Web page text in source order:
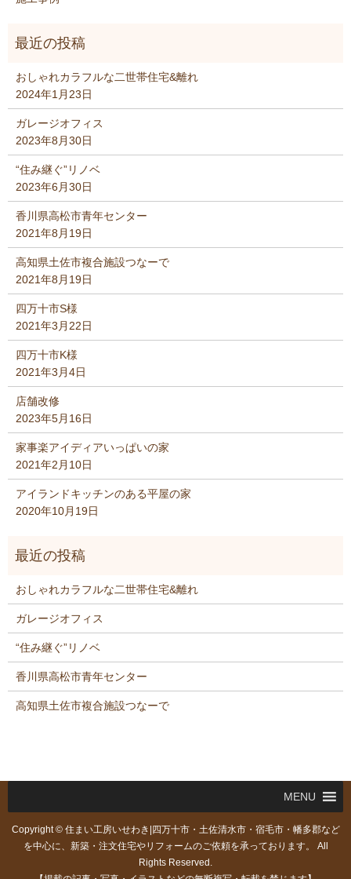
おしゃれカラフルな二世帯住宅&離れ
2024年1月23日
ガレージオフィス
2023年8月30日
“住み継ぐ”リノベ
2023年6月30日
香川県高松市青年センター
2021年8月19日
高知県土佐市複合施設つなーで
2021年8月19日
四万十市S様
2021年3月22日
四万十市K様
2021年3月4日
店舗改修
2023年5月16日
家事楽アイディアいっぱいの家
2021年2月10日
アイランドキッチンのある平屋の家
2020年10月19日
おしゃれカラフルな二世帯住宅&離れ
ガレージオフィス
“住み継ぐ”リノベ
香川県高松市青年センター
高知県土佐市複合施設つなーで
MENU
Copyright © 住まい工房いせわき|四万十市・土佐清水市・宿毛市・幡多郡など
を中心に、新築・注文住宅やリフォームのご依頼を承っております。 All
Rights Reserved.